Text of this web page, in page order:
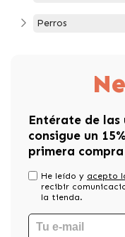
Perros
Entérate de las
consigue un
primera compra
He leído y acepto
recibir
la tienda.